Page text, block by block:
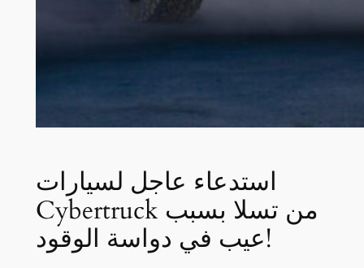
استدعاء عاجل لسيارات
Cybertruck من تسلا بسبب
عيب في دواسة الوقود!